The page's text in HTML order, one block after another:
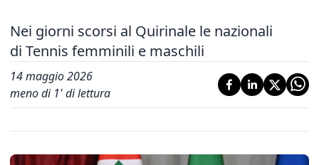
Nei giorni scorsi al Quirinale le nazionali
di Tennis femminili e maschili
14 maggio 2026
meno di 1' di lettura